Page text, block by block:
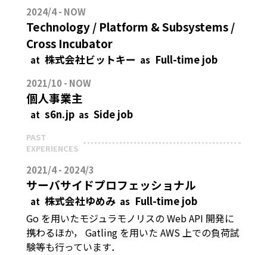
2024/4 - NOW
Technology / Platform & Subsystems /
Cross Incubator
at 株式会社ビットキー as Full-time job
2021/10 - NOW
個人事業主
at s6n.jp as Side job
PAST
EXPERIENCES
2021/4 - 2024/3
サーバサイドプロフェッショナル
at 株式会社ゆめみ as Full-time job
Go を用いたモジュラモノリスの Web API 開発に
携わるほか， Gatling を用いた AWS 上での負荷試
験等も行っています．